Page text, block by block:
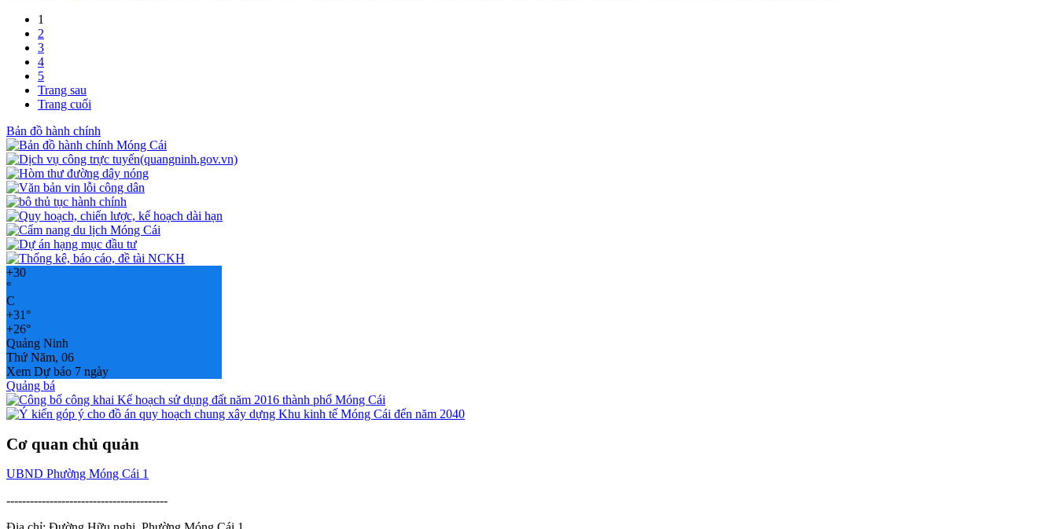
1
2
3
4
5
Trang sau
Trang cuối
Bản đồ hành chính
+30
°
C
+31°
+26°
Quảng Ninh
Thứ Năm, 06
Xem Dự báo 7 ngày
Quảng bá
Cơ quan chủ quản
UBND Phường Móng Cái 1
-----------------------------------------